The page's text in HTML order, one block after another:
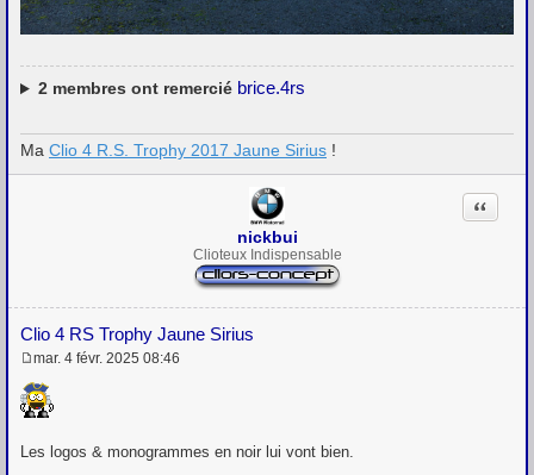
2membres ont remercié brice.4rs
Ma Clio 4 R.S. Trophy 2017 Jaune Sirius !
nickbui
Clioteux Indispensable
Clio 4 RS Trophy Jaune Sirius
Citation
e
s
s
g
mar. 4 févr. 2025 08:46
Les logos & monogrammes en noir lui vont bien.